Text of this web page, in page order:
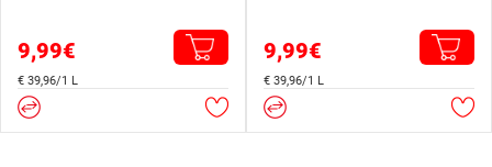
9,99€
€ 39,96/1 L
9,99€
€ 39,96/1 L